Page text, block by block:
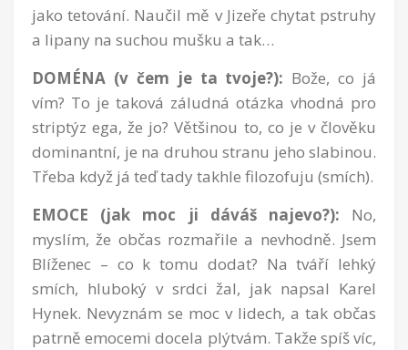
jako tetování. Naučil mě v Jizeře chytat pstruhy
a lipany na suchou mušku a tak…
DOMÉNA (v čem je ta tvoje?): Bože, co já
vím? To je taková záludná otázka vhodná pro
striptýz ega, že jo? Většinou to, co je v člověku
dominantní, je na druhou stranu jeho slabinou.
Třeba když já teď tady takhle filozofuju (smích).
EMOCE (jak moc ji dáváš najevo?):
No,
myslím, že občas rozmařile a nevhodně. Jsem
Blíženec – co k tomu dodat? Na tváří lehký
smích, hluboký v srdci žal, jak napsal Karel
Hynek. Nevyznám se moc v lidech, a tak občas
patrně emocemi docela plýtvám. Takže spíš víc,